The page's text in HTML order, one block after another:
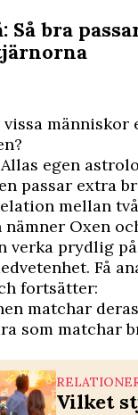
Så bra
människor
egen
passar extra
mellan
Oxen
verka prydlig
Få
fortsätter:
matchar
som matchar
Vilket